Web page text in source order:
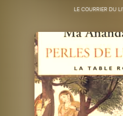
LE COURRIER DU